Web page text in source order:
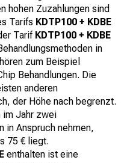
hohen Zuzahlungen sind
Tarifs KDTP100 + KDBE
Tarif KDTP100 + KDBE
in
zum Beispiel
Behandlungen. Die
anderen
der Höhe nach begrenzt.
im Jahr zwei
in Anspruch nehmen,
75 € liegt.
enthalten ist eine